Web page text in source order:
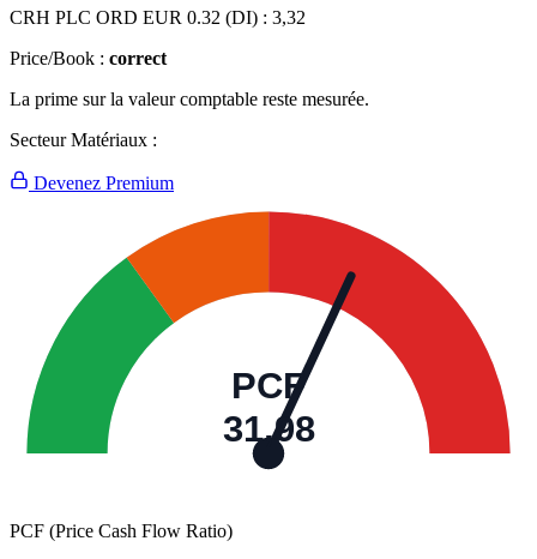
CRH PLC ORD EUR 0.32 (DI) : 3,32
Price/Book : correct
La prime sur la valeur comptable reste mesurée.
Secteur Matériaux :
Devenez Premium
PCF
31,98
PCF (Price Cash Flow Ratio)